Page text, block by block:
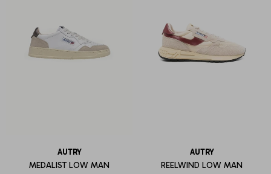
AUTRY
MEDALIST LOW MAN
AUTRY
REELWIND LOW MAN